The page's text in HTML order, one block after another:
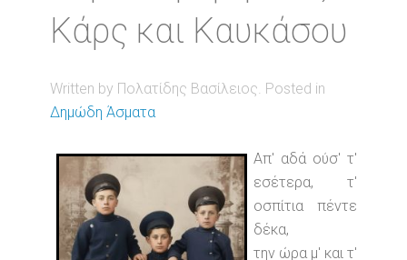
Κάρς και Καυκάσου
Written by Πολατίδης Βασίλειος. Posted in
Δημώδη Άσματα
Απ' αδά ούσ' τ'
εσέτερα, τ'
οσπίτια πέντε
δέκα,
την ώρα μ' και τ'